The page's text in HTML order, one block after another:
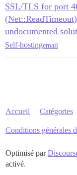
SSL/TLS for port
undocumented
Self-hostingemail
Accueil Catégories
Conditions générales
Optimisé par
activé.